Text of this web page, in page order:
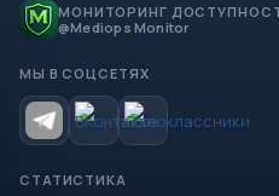
МОНИТОРИНГ
@Mediops Monitor
МЫ В СОЦСЕТЯХ
СТАТИСТИКА